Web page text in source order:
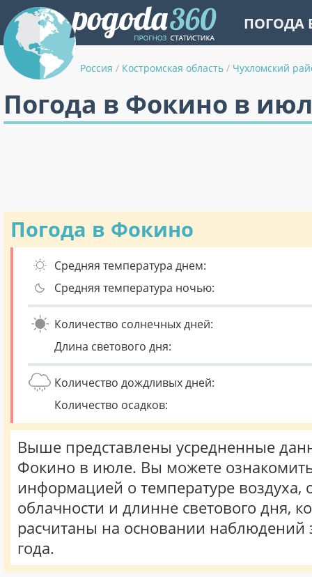
ПОГОДА
Россия / Костромская область / Чухломский
Погода в Фокино в
Погода в Фокино
Средняя температура днем:
Средняя температура ночью:
Количество солнечных дней:
Длина светового дня:
Количество дождливых дней:
Количество осадков:
Выше представлены усредненные
Фокино в июле. Вы можете
информацией о температуре воздуха,
облачности и длинне светового дня,
расчитаны на основании наблюдений
года.